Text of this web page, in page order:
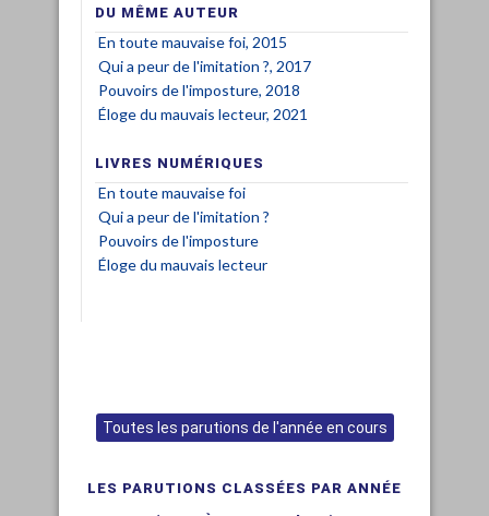
DU MÊME AUTEUR
En toute mauvaise foi, 2015
Qui a peur de l'imitation ?, 2017
Pouvoirs de l'imposture, 2018
Éloge du mauvais lecteur, 2021
LIVRES NUMÉRIQUES
En toute mauvaise foi
Qui a peur de l'imitation ?
Pouvoirs de l'imposture
Éloge du mauvais lecteur
Toutes les parutions de l'année en cours
LES PARUTIONS CLASSÉES PAR ANNÉE